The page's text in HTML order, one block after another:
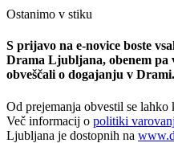
Ostanimo v stiku
S prijavo na e-novice boste
Drama Ljubljana, obenem pa
obveščali o dogajanju v Drami.
Od prejemanja obvestil se lahko
Več informacij o politiki
Ljubljana je dostopnih na